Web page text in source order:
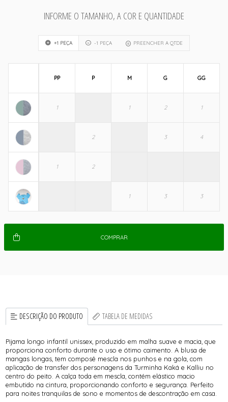
INFORME O TAMANHO, A COR E QUANTIDADE
+1 PEÇA -1 PEÇA PREENCHER A QTDE
PP P M G GG
COMPRAR
DESCRIÇÃO DO PRODUTO TABELA DE MEDIDAS
Pijama longo infantil unissex, produzido em malha suave e macia, que
proporciona conforto durante o uso e ótimo caimento. A blusa de
mangas longas, tem composê mescla nos punhos e na gola, com
aplicação de transfer dos personagens da Turminha Kaká e Kalliu no
centro do peito. A calça toda em mescla, contém elástico macio
embutido na cintura, proporcionando conforto e segurança. Perfeito
para noites tranquilas de sono e momentos de descontração em casa.